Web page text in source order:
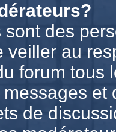
sont des
veiller au
forum tous
de